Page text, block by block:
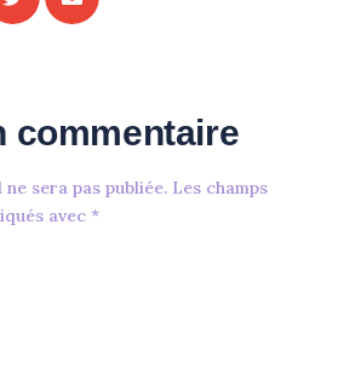
commentaire
sera pas publiée. Les champs
avec *